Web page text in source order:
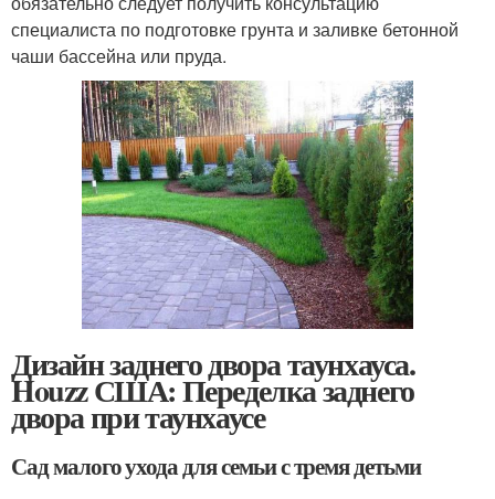
специалиста по подготовке грунта и заливке бетонной
чаши бассейна или пруда.
Дизайн заднего двора таунхауса.
Houzz США: Переделка заднего
двора при таунхаусе
Сад малого ухода для семьи с тремя детьми